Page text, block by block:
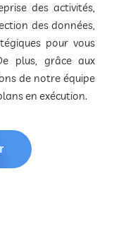
des activités,
des données,
pour vous
plus, grâce aux
de notre équipe
en exécution.